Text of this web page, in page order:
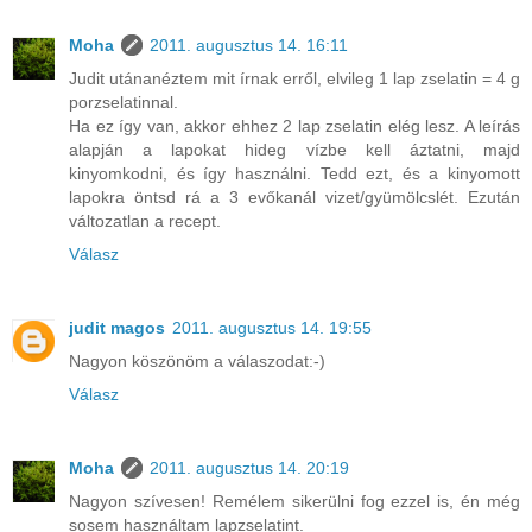
Moha
2011. augusztus 14. 16:11
Judit utánanéztem mit írnak erről, elvileg 1 lap zselatin = 4 g
porzselatinnal.
Ha ez így van, akkor ehhez 2 lap zselatin elég lesz. A leírás
alapján a lapokat hideg vízbe kell áztatni, majd
kinyomkodni, és így használni. Tedd ezt, és a kinyomott
lapokra öntsd rá a 3 evőkanál vizet/gyümölcslét. Ezután
változatlan a recept.
Válasz
judit magos 2011. augusztus 14. 19:55
Nagyon köszönöm a válaszodat:-)
Válasz
Moha
2011. augusztus 14. 20:19
Nagyon szívesen! Remélem sikerülni fog ezzel is, én még
sosem használtam lapzselatint.